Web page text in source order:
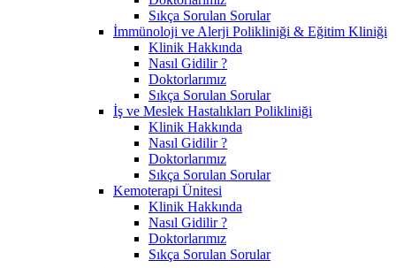
Sıkça Sorulan Sorular
İmmünoloji ve Alerji Polikliniği & Eğitim Kliniği
Klinik Hakkında
Nasıl Gidilir ?
Doktorlarımız
Sıkça Sorulan Sorular
İş ve Meslek Hastalıkları Polikliniği
Klinik Hakkında
Nasıl Gidilir ?
Doktorlarımız
Sıkça Sorulan Sorular
Kemoterapi Ünitesi
Klinik Hakkında
Nasıl Gidilir ?
Doktorlarımız
Sıkça Sorulan Sorular